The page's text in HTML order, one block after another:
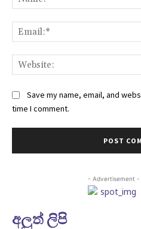
Save my name, email, and
time I comment.
- Advertisement -
අලුත් ලිපි